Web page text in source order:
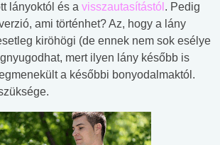
lányoktól és a visszautasítástól . Pedig
ami történhet? Az, hogy a lány
kiröhögi (de ennek nem sok esélye
mert ilyen lány később is
a későbbi bonyodalmaktól.